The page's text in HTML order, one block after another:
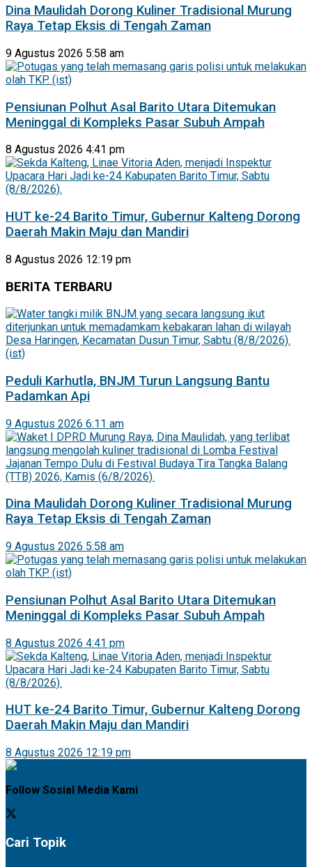
Dina Maulidah Dorong Kuliner Tradisional Murung
Raya Tetap Eksis di Tengah Zaman
9 Agustus 2026 5:58 am
Pensiunan Polhut Asal Barito Utara Ditemukan
Meninggal di Kompleks Pasar Subuh Ampah
8 Agustus 2026 4:41 pm
HUT ke-24 Barito Timur, Gubernur Kalteng Dorong
Daerah Makin Maju dan Mandiri
8 Agustus 2026 12:19 pm
BERITA TERBARU
Peduli Karhutla, BNJM Turun Langsung Bantu
Padamkan Api
9 Agustus 2026 6:11 am
Dina Maulidah Dorong Kuliner Tradisional Murung
Raya Tetap Eksis di Tengah Zaman
9 Agustus 2026 5:58 am
Pensiunan Polhut Asal Barito Utara Ditemukan
Meninggal di Kompleks Pasar Subuh Ampah
8 Agustus 2026 4:41 pm
HUT ke-24 Barito Timur, Gubernur Kalteng Dorong
Daerah Makin Maju dan Mandiri
8 Agustus 2026 12:19 pm
Follow Sosial Media Kami
Cari Topik